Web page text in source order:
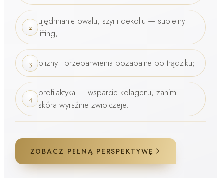
2
ujędrnianie owalu, szyi i dekoltu — subtelny
lifting;
3 blizny i przebarwienia pozapalne po trądziku;
4
profilaktyka — wsparcie kolagenu, zanim
skóra wyraźnie zwiotczeje.
ZOBACZ PEŁNĄ PERSPEKTYWĘ